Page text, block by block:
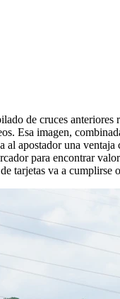
de cruces anteriores
Esa imagen,
al apostador una
para encontrar
tarjetas va a cumplirse